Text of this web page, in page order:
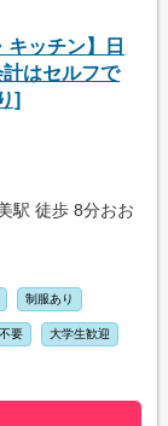
キッチン】日
はセルフで
]
駅 徒歩 8分おお
制服あり
要 大学生歓迎